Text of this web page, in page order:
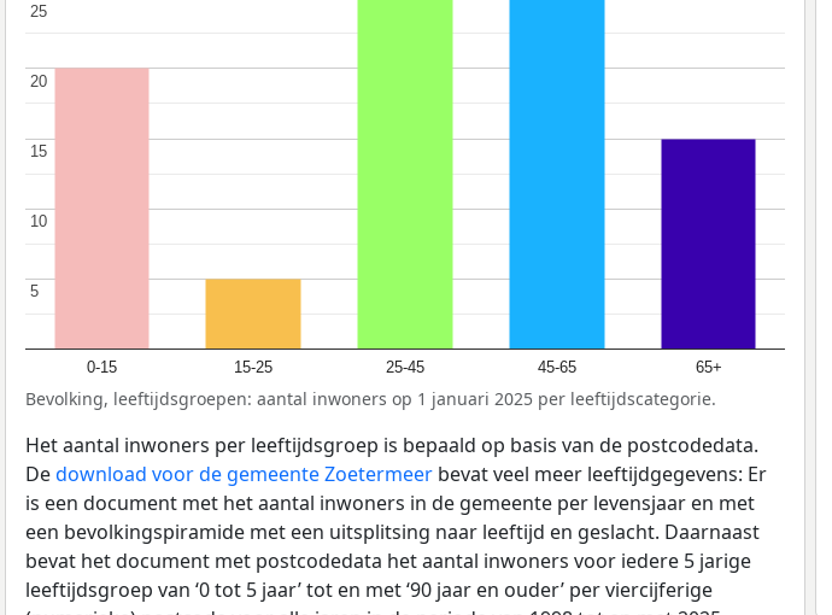
0-15 15-25 25-45 45-65 65+
5
5
10
10
15
15
20
20
25
25
Bevolking, leeftijdsgroepen: aantal inwoners op 1 januari 2025 per leeftijdscategorie.
Het aantal inwoners per leeftijdsgroep is bepaald op basis van de postcodedata.
Dedownload voor de gemeente Zoetermeer bevat veel meer leeftijdgegevens: Er
is een document met het aantal inwoners in de gemeente per levensjaar en met
een bevolkingspiramide met een uitsplitsing naar leeftijd en geslacht. Daarnaast
bevat het document met postcodedata het aantal inwoners voor iedere 5 jarige
leeftijdsgroep van ‘0 tot 5 jaar’ tot en met ‘90 jaar en ouder’ per viercijferige